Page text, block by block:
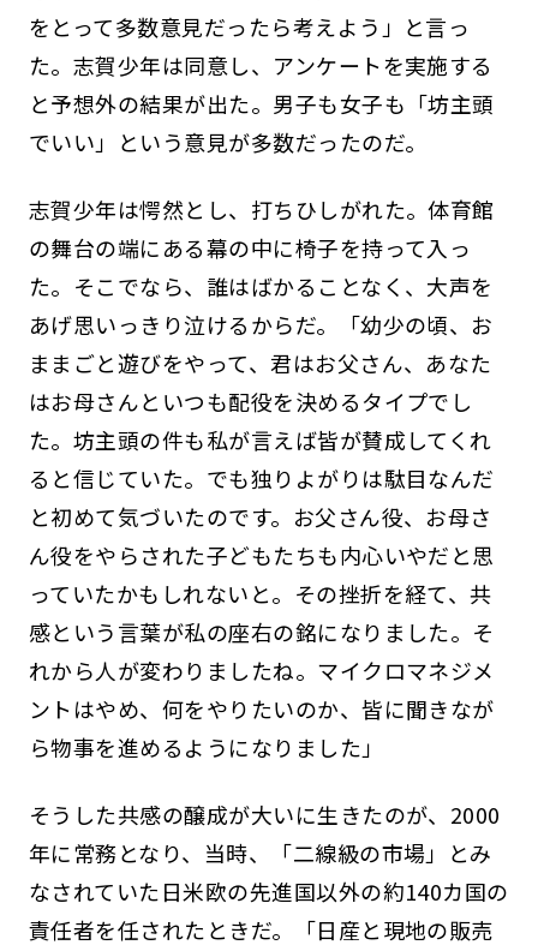
をとって多数意見だったら考えよう」と言っ
た。志賀少年は同意し、アンケートを実施する
と予想外の結果が出た。男子も女子も「坊主頭
でいい」という意見が多数だったのだ。
志賀少年は愕然とし、打ちひしがれた。体育館
の舞台の端にある幕の中に椅子を持って入っ
た。そこでなら、誰はばかることなく、大声を
あげ思いっきり泣けるからだ。「幼少の頃、お
ままごと遊びをやって、君はお父さん、あなた
はお母さんといつも配役を決めるタイプでし
た。坊主頭の件も私が言えば皆が賛成してくれ
ると信じていた。でも独りよがりは駄目なんだ
と初めて気づいたのです。お父さん役、お母さ
ん役をやらされた子どもたちも内心いやだと思
っていたかもしれないと。その挫折を経て、共
感という言葉が私の座右の銘になりました。そ
れから人が変わりましたね。マイクロマネジメ
ントはやめ、何をやりたいのか、皆に聞きなが
ら物事を進めるようになりました」
そうした共感の醸成が大いに生きたのが、2000
年に常務となり、当時、「二線級の市場」とみ
なされていた日米欧の先進国以外の約140カ国の
責任者を任されたときだ。「日産と現地の販売